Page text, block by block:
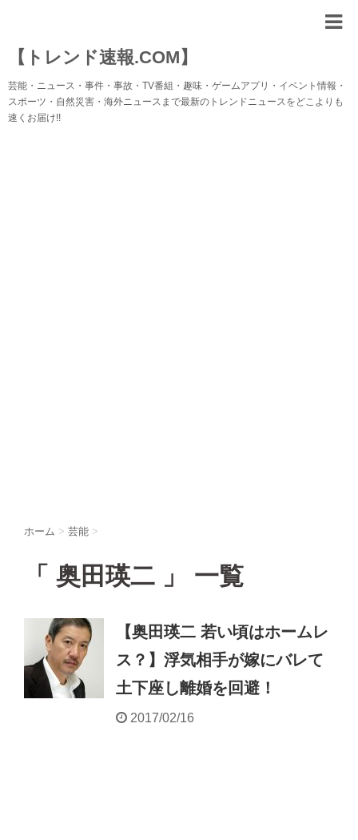
【トレンド速報.COM】
芸能・ニュース・事件・事故・TV番組・趣味・ゲームアプリ・イベント情報・
スポーツ・自然災害・海外ニュースまで最新のトレンドニュースをどこよりも
速くお届け!!
ホーム > 芸能 >
「 奥田瑛二 」 一覧
【奥田瑛二 若い頃はホームレ
ス？】浮気相手が嫁にバレて
土下座し離婚を回避！
2017/02/16